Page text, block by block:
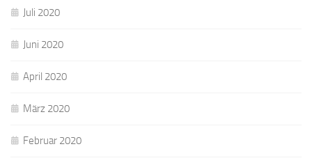
Juli 2020
Juni 2020
April 2020
März 2020
Februar 2020